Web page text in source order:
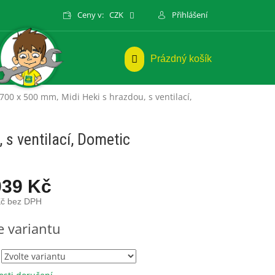
Ceny v: CZK Přihlášení
NÁKUPNÍ
Prázdný košík
x 500 mm, Midi Heki s hrazdou, s ventilací,
s ventilací, Dometic
Kč
bez DPH
variantu